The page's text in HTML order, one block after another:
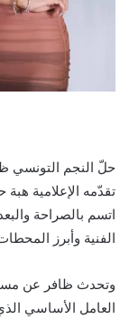
حلّ النجم التونسي
تقدّمه الإعلامية
اتسم بالصراحة
الفنية وأبرز
وتحدث ظافر عن
العامل الأساسي